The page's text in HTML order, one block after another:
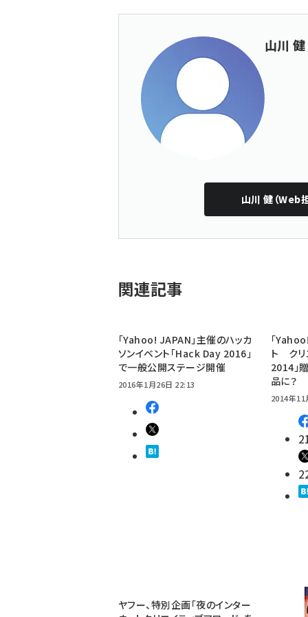
山川 健
山川 健（Web
関連記事
「Yahoo! JAPAN」主催のハッカ
ソンイベント「Hack Day 2016」
で一般公開ステージ開催
2016年1月26日 22:13
「
ト クリ
2014」
品に？
2014年
ヤフー、特別企画「夜のインター